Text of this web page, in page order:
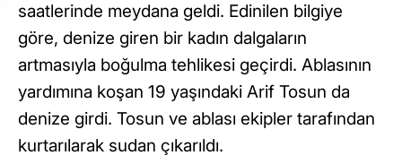
saatlerinde meydana geldi. Edinilen bilgiye
göre, denize giren bir kadın dalgaların
artmasıyla boğulma tehlikesi geçirdi. Ablasının
yardımına koşan 19 yaşındaki Arif Tosun da
denize girdi. Tosun ve ablası ekipler tarafından
kurtarılarak sudan çıkarıldı.